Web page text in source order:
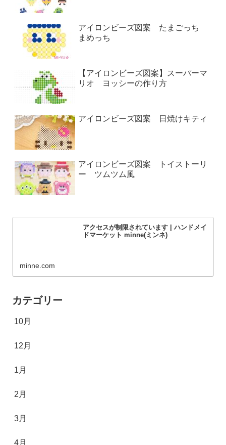
アイロンビーズ図案 たまごっち
まめっち
【アイロンビーズ図案】スーパーマ
リオ ヨッシーの作り方
アイロンビーズ図案 日焼けキティ
アイロンビーズ図案 トイストーリ
ー ツムツム風
アクセスが制限されています | ハンドメイ
ドマーケット minne(ミンネ)
minne.com
カテゴリー
10月
12月
1月
2月
3月
4月